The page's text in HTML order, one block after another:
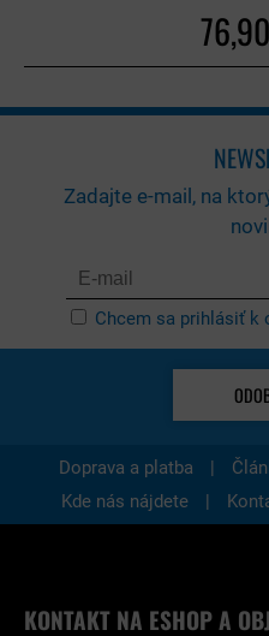
Zadajte e-mail, na
Chcem sa prihlásiť k
Doprava a platba |
Kde nás nájdete
|
KONTAKT NA ESHOP A